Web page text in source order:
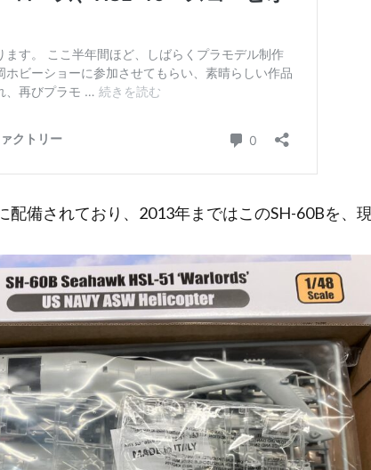
配備されており、2013年まではこのSH-60Bを、